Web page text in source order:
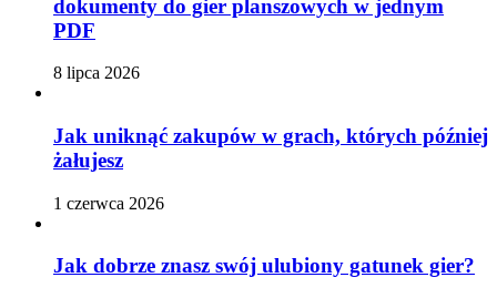
dokumenty do gier planszowych w jednym
PDF
8 lipca 2026
Jak uniknąć zakupów w grach, których później
żałujesz
1 czerwca 2026
Jak dobrze znasz swój ulubiony gatunek gier?